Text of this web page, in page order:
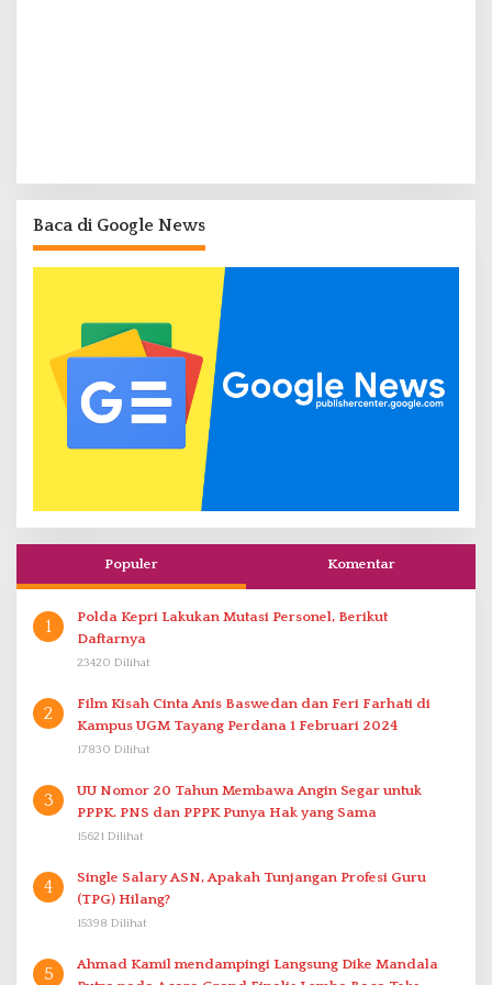
Baca di Google News
Populer Komentar
1
Polda Kepri Lakukan Mutasi Personel, Berikut
Daftarnya
23420 Dilihat
2
Film Kisah Cinta Anis Baswedan dan Feri Farhati di
Kampus UGM Tayang Perdana 1 Februari 2024
17830 Dilihat
3
UU Nomor 20 Tahun Membawa Angin Segar untuk
PPPK. PNS dan PPPK Punya Hak yang Sama
15621 Dilihat
4
Single Salary ASN, Apakah Tunjangan Profesi Guru
(TPG) Hilang?
15398 Dilihat
5
Ahmad Kamil mendampingi Langsung Dike Mandala